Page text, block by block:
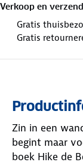
Verkoop en
Gratis
Gratis
Zin in een
begint maar
boek Hike de